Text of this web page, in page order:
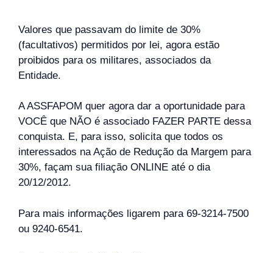
Valores que passavam do limite de 30%
(facultativos) permitidos por lei, agora estão
proibidos para os militares, associados da
Entidade.
A ASSFAPOM quer agora dar a oportunidade para
VOCÊ que NÃO é associado FAZER PARTE dessa
conquista. E, para isso, solicita que todos os
interessados na Ação de Redução da Margem para
30%, façam sua filiação ONLINE até o dia
20/12/2012.
Para mais informações ligarem para 69-3214-7500
ou 9240-6541.